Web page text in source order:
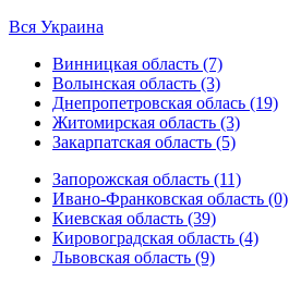
Вся Украина
Винницкая область (7)
Волынская область (3)
Днепропетровская облась (19)
Житомирская область (3)
Закарпатская область (5)
Запорожская область (11)
Ивано-Франковская область (0)
Киевская область (39)
Кировоградская область (4)
Львовская область (9)